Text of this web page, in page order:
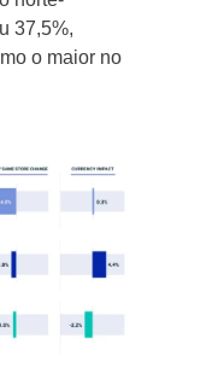
37,5%,
o maior no